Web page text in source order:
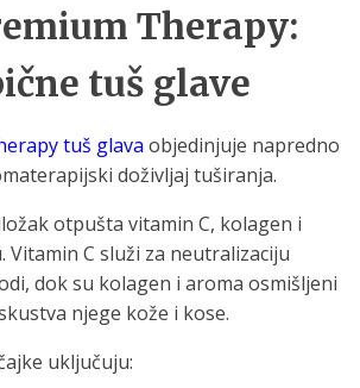
Therapy:
tuš glave
tuš glava objedinjuje napredno
doživljaj tuširanja.
otpušta vitamin C, kolagen i
Vitamin C služi za neutralizaciju
dok su kolagen i aroma osmišljeni
njege kože i kose.
uključuju: